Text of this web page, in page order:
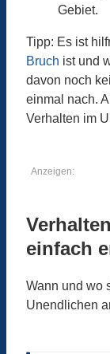
Gebiet.
Tipp: Es ist
Bruch ist und
davon noch
einmal nach.
Verhalten im
Anzeigen:
einfach
Wann und wo
Unendlichen